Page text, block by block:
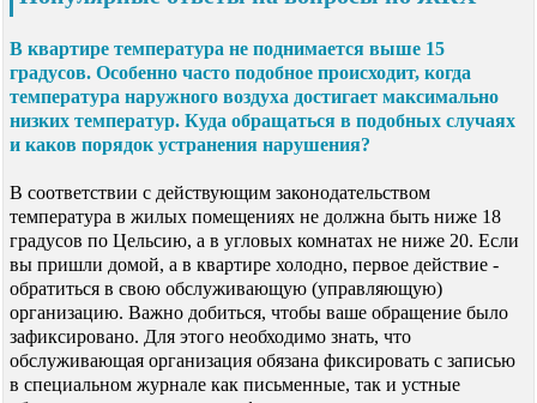
В квартире температура не поднимается выше 15
градусов. Особенно часто подобное происходит, когда
температура наружного воздуха достигает максимально
низких температур. Куда обращаться в подобных случаях
и каков порядок устранения нарушения?
В соответствии с действующим законодательством
температура в жилых помещениях не должна быть ниже 18
градусов по Цельсию, а в угловых комнатах не ниже 20. Если
вы пришли домой, а в квартире холодно, первое действие -
обратиться в свою обслуживающую (управляющую)
организацию. Важно добиться, чтобы ваше обращение было
зафиксировано. Для этого необходимо знать, что
обслуживающая организация обязана фиксировать с записью
в специальном журнале как письменные, так и устные